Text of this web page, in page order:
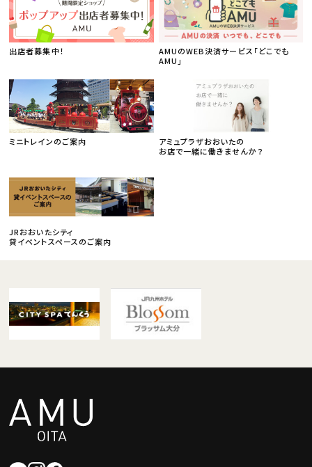
出店者募集中！
AMUのWEB決済サービス「どこでも
AMU」
ミニトレインのご案内
アミュプラザおおいたの
お店で一緒に働きませんか？
JRおおいたシティ
貸イベントスペースのご案内